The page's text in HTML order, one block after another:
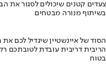
צעדים קטנים שיכולים לסגור את
בשיתוף מנורה מבטחים
הסוד של איינשטיין שיגדיל לכם
הריבית דריבית עובדת לטובתכם
בטוח